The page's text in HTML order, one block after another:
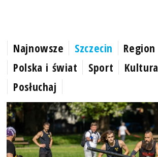
Najnowsze Szczecin
Region
Polska i świat
Sport Kultura
Posłuchaj